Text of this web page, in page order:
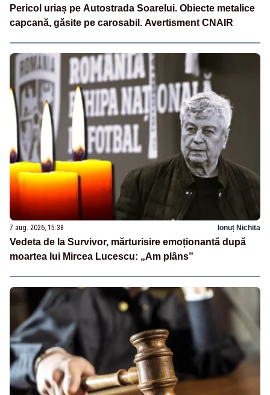
Pericol uriaș pe Autostrada Soarelui. Obiecte metalice
capcană, găsite pe carosabil. Avertisment CNAIR
7 aug. 2026, 15:38 Ionuț Nichita
Vedeta de la Survivor, mărturisire emoționantă după
moartea lui Mircea Lucescu: „Am plâns”